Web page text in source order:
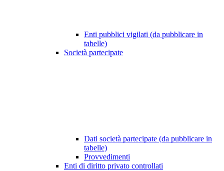
Enti pubblici vigilati (da pubblicare in
tabelle)
Società partecipate
Dati società partecipate (da pubblicare in
tabelle)
Provvedimenti
Enti di diritto privato controllati